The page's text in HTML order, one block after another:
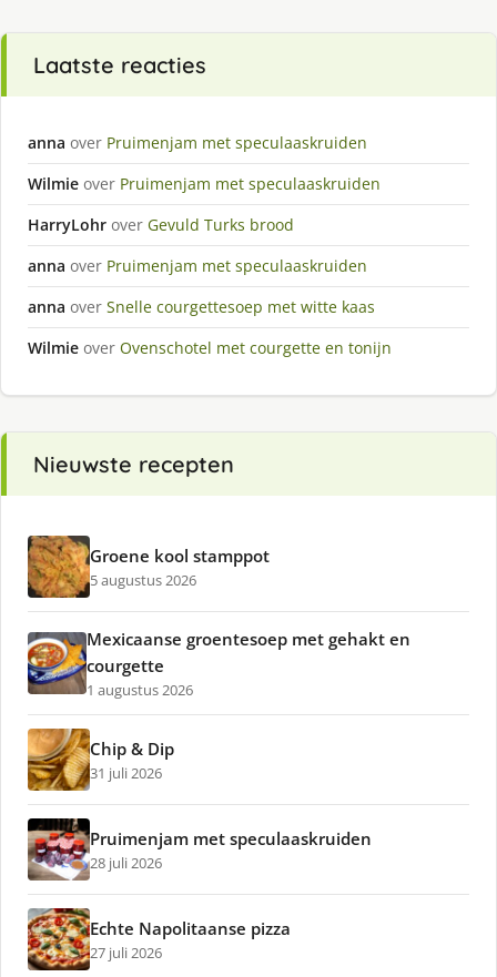
Laatste reacties
anna over Pruimenjam met speculaaskruiden
Wilmie over Pruimenjam met speculaaskruiden
HarryLohr over Gevuld Turks brood
anna over Pruimenjam met speculaaskruiden
anna over Snelle courgettesoep met witte kaas
Wilmie over Ovenschotel met courgette en tonijn
Nieuwste recepten
Groene kool stamppot
5 augustus 2026
Mexicaanse groentesoep met gehakt en
courgette
1 augustus 2026
Chip & Dip
31 juli 2026
Pruimenjam met speculaaskruiden
28 juli 2026
Echte Napolitaanse pizza
27 juli 2026